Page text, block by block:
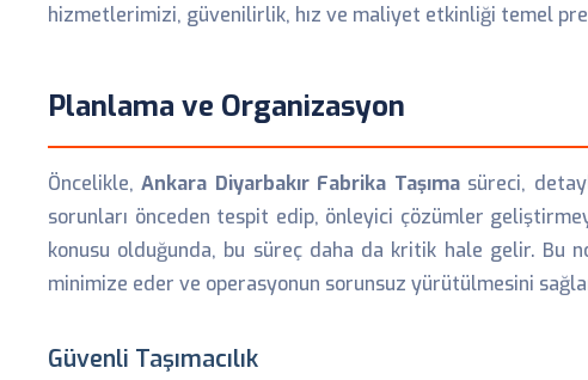
hizmetlerimizi, güvenilirlik, hız ve maliyet etkinliği temel
Planlama ve Organizasyon
Öncelikle,Ankara Diyarbakır Fabrika Taşımasüreci,
sorunları önceden tespit edip, önleyici çözümler
konusu olduğunda, bu süreç daha da kritik hale gelir. Bu
minimize eder ve operasyonun sorunsuz yürütülmesini
Güvenli Taşımacılık